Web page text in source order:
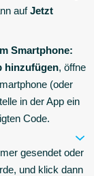
aufJetzt
Smartphone:
hinzufügen, öffne
(oder
in der App ein
Code.
gesendet oder
und klick dann